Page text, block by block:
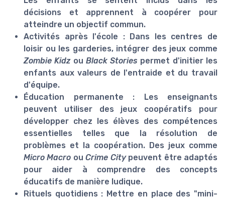
décisions et apprennent à coopérer pour
atteindre un objectif commun.
Activités après l'école :Dans les centres de
loisir ou les garderies, intégrer des jeux comme
Zombie Kidzou Black Stories permet d'initier les
enfants aux valeurs de l'entraide et du travail
d'équipe.
Éducation permanente : Les enseignants
peuvent utiliser des jeux coopératifs pour
développer chez les élèves des compétences
essentielles telles que la résolution de
problèmes et la coopération. Des jeux comme
Micro Macro ouCrime Citypeuvent être adaptés
pour aider à comprendre des concepts
éducatifs de manière ludique.
Rituels quotidiens : Mettre en place des "mini-